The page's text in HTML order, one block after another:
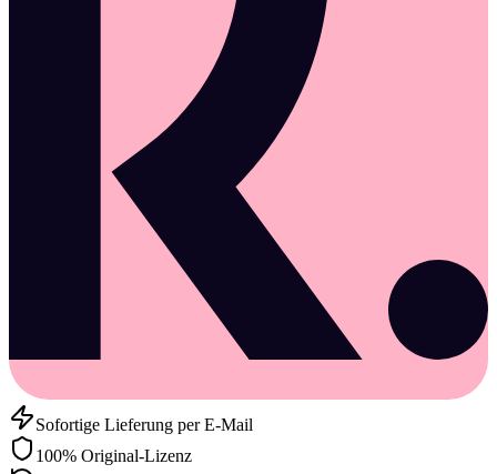
Sofortige Lieferung per E-Mail
100% Original-Lizenz